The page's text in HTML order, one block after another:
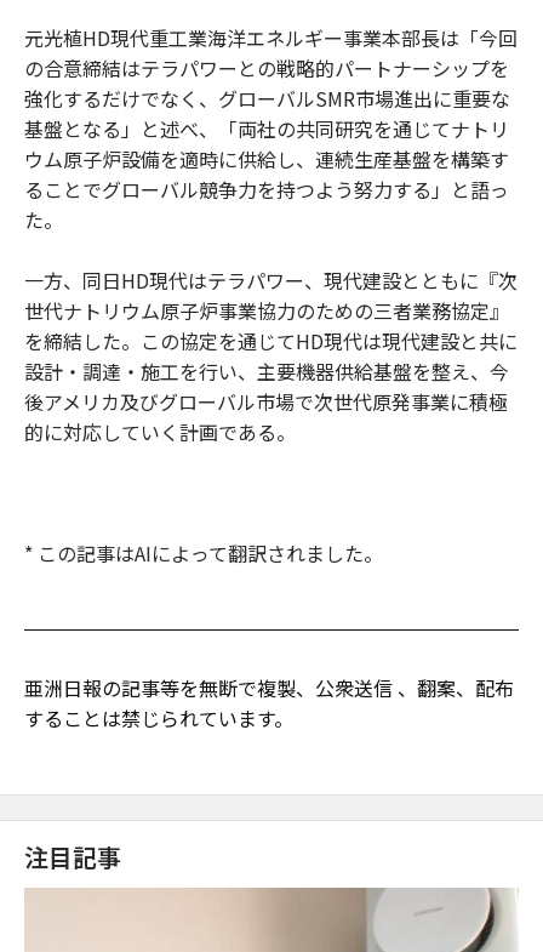
元光植HD現代重工業海洋エネルギー事業本部長は「今回
の合意締結はテラパワーとの戦略的パートナーシップを
強化するだけでなく、グローバルSMR市場進出に重要な
基盤となる」と述べ、「両社の共同研究を通じてナトリ
ウム原子炉設備を適時に供給し、連続生産基盤を構築す
ることでグローバル競争力を持つよう努力する」と語っ
た。
一方、同日HD現代はテラパワー、現代建設とともに『次
世代ナトリウム原子炉事業協力のための三者業務協定』
を締結した。この協定を通じてHD現代は現代建設と共に
設計・調達・施工を行い、主要機器供給基盤を整え、今
後アメリカ及びグローバル市場で次世代原発事業に積極
的に対応していく計画である。
* この記事はAIによって翻訳されました。
亜洲日報の記事等を無断で複製、公衆送信 、翻案、配布
することは禁じられています。
注目記事